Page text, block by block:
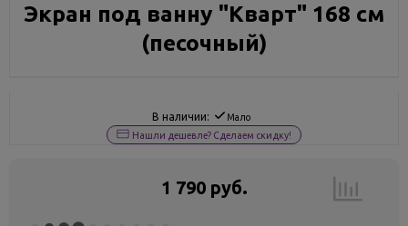
Экран под ванну "Кварт" 168 см
(песочный)
В наличии: Мало
Нашли дешевле? Сделаем скидку!
1 790 руб.